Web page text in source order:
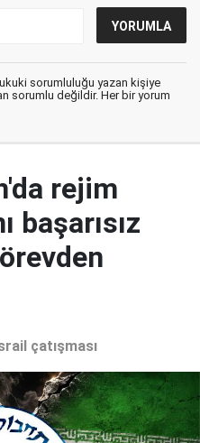
sorumluluğu yazan kişiye
sorumlu değildir. Her bir yorum
rejim
başarısız
çatışması